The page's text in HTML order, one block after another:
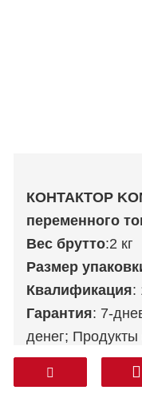
КОНТАКТОР
переменного
Вес брутто:2 кг
Размер
Квалификация:
Гарантия: 7-
денег; Продукты
возвращаются